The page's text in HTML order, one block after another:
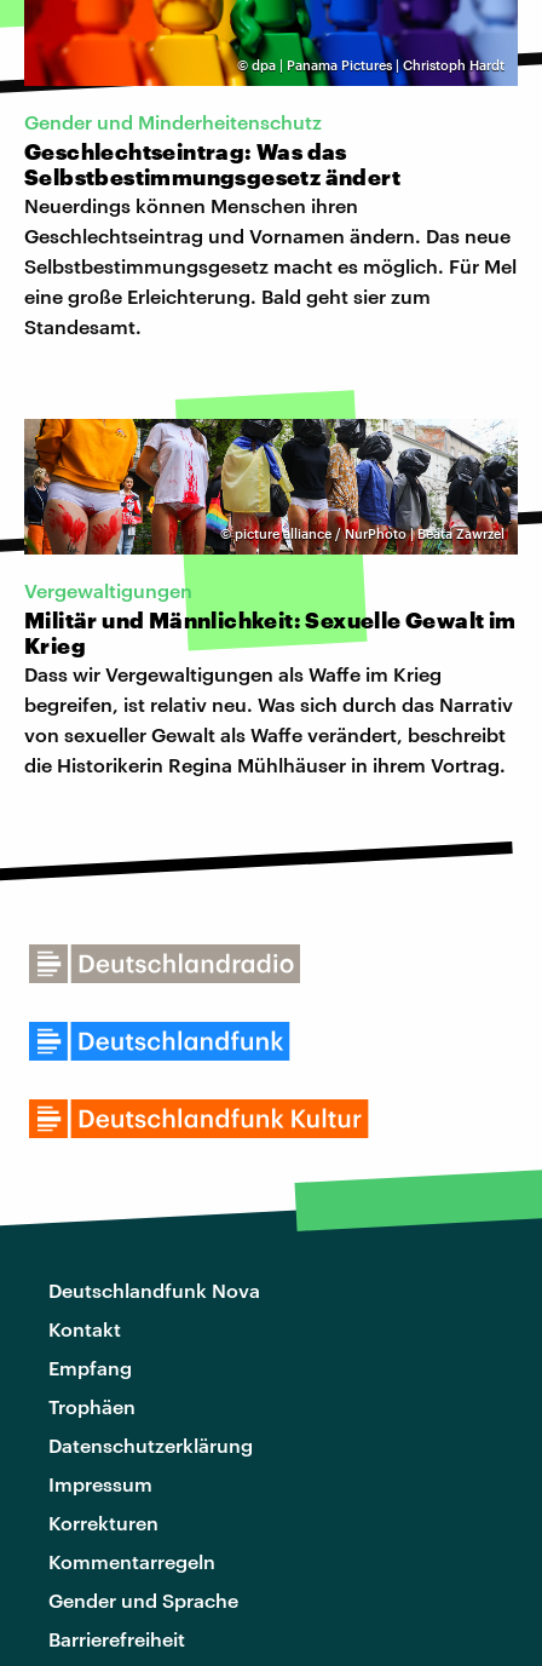
©dpa | Panama Pictures | Christoph Hardt
Gender und Minderheitenschutz
Geschlechtseintrag: Was das
Selbstbestimmungsgesetz ändert
Neuerdings können Menschen ihren
Geschlechtseintrag und Vornamen ändern. Das neue
Selbstbestimmungsgesetz macht es möglich. Für Mel
eine große Erleichterung. Bald geht sier zum
Standesamt.
©picture alliance / NurPhoto | Beata Zawrzel
Vergewaltigungen
Militär und Männlichkeit: Sexuelle Gewalt im
Krieg
Dass wir Vergewaltigungen als Waffe im Krieg
begreifen, ist relativ neu. Was sich durch das Narrativ
von sexueller Gewalt als Waffe verändert, beschreibt
die Historikerin Regina Mühlhäuser in ihrem Vortrag.
Deutschlandfunk Nova
Kontakt
Empfang
Trophäen
Datenschutzerklärung
Impressum
Korrekturen
Kommentarregeln
Gender und Sprache
Barrierefreiheit